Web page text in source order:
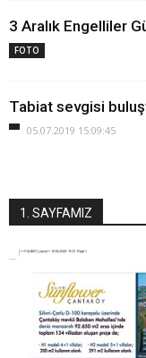
3 Aralık Engelliler
FOTO
Tabiat sevgisi
05.07.2019 15:09:45
1. SAYFAMIZ